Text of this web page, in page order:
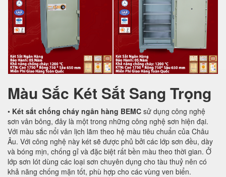
Màu Sắc Két Sắt Sang Trọng
• Két sắt chống cháy ngân hàng BEMC sử dụng công nghệ
sơn vân bông, đây là một trong những công nghệ sơn hiện đại.
Với màu sắc nổi vân lịch lãm theo hệ màu tiêu chuẩn của Châu
Âu. Với công nghệ này két sẽ được phủ bởi các lớp sơn đều, dày
và bóng mịn, chống gỉ và đặc biệt rất bền màu theo thời gian. Ở
lớp sơn lót dùng các loại sơn chuyên dụng cho tàu thuỷ nên có
khả năng chống mặn tốt, phù hợp cho các vùng ven biển.